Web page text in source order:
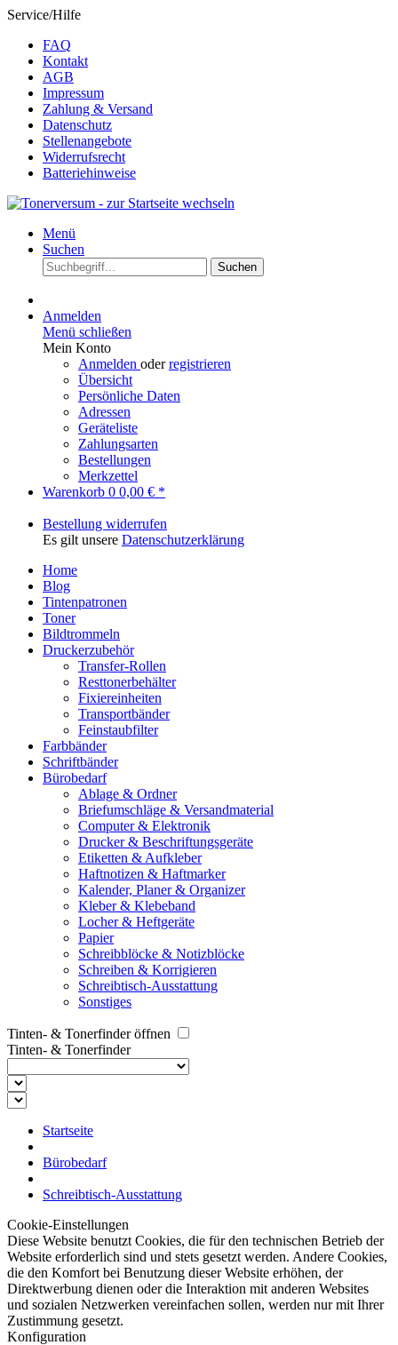
Service/Hilfe
FAQ
Kontakt
AGB
Impressum
Zahlung & Versand
Datenschutz
Stellenangebote
Widerrufsrecht
Batteriehinweise
Menü
Suchen
Suchen
Anmelden
Menü schließen
Mein Konto
Anmelden oderregistrieren
Übersicht
Persönliche Daten
Adressen
Geräteliste
Zahlungsarten
Bestellungen
Merkzettel
Warenkorb 0 0,00 € *
Bestellung widerrufen
Es gilt unsere Datenschutzerklärung
Home
Blog
Tintenpatronen
Toner
Bildtrommeln
Druckerzubehör
Transfer-Rollen
Resttonerbehälter
Fixiereinheiten
Transportbänder
Feinstaubfilter
Farbbänder
Schriftbänder
Bürobedarf
Ablage & Ordner
Briefumschläge & Versandmaterial
Computer & Elektronik
Drucker & Beschriftungsgeräte
Etiketten & Aufkleber
Haftnotizen & Haftmarker
Kalender, Planer & Organizer
Kleber & Klebeband
Locher & Heftgeräte
Papier
Schreibblöcke & Notizblöcke
Schreiben & Korrigieren
Schreibtisch-Ausstattung
Sonstiges
Tinten- & Tonerfinder öffnen
Tinten- & Tonerfinder
Startseite
Bürobedarf
Schreibtisch-Ausstattung
Cookie-Einstellungen
Diese Website benutzt Cookies, die für den technischen Betrieb der
Website erforderlich sind und stets gesetzt werden. Andere Cookies,
die den Komfort bei Benutzung dieser Website erhöhen, der
Direktwerbung dienen oder die Interaktion mit anderen Websites
und sozialen Netzwerken vereinfachen sollen, werden nur mit Ihrer
Zustimmung gesetzt.
Konfiguration